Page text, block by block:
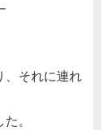
、それに連れ
。